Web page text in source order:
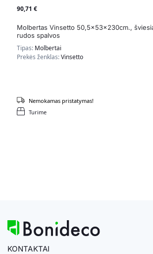
90,71 €
Molbertas Vinsetto 50,5x53x230cm.,
rudos spalvos
Tipas: Molbertai
Prekės ženklas:Vinsetto
Turime
Nemokamas pristatymas!
KONTAKTAI